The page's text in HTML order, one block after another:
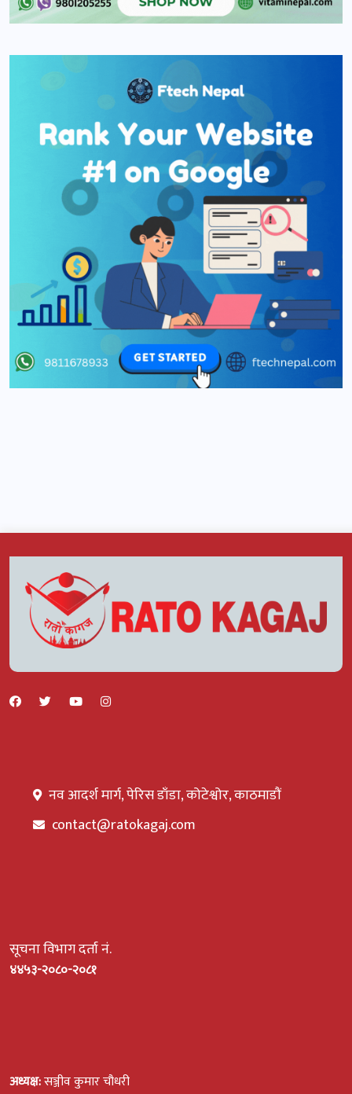
नव आदर्श मार्ग, पेरिस डाँडा, कोटेश्वोर, काठमाडौं
contact@ratokagaj.com
सूचना विभाग दर्ता नं.
४४५३-२०८०-२०८१
अध्यक्ष:सञ्जीव कुमार चौधरी